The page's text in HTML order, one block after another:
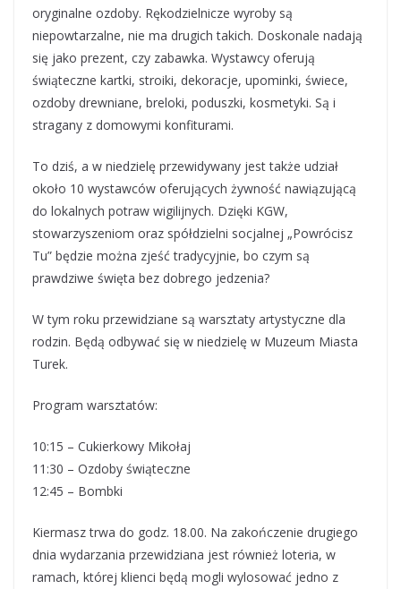
oryginalne ozdoby. Rękodzielnicze wyroby są
niepowtarzalne, nie ma drugich takich. Doskonale nadają
się jako prezent, czy zabawka. Wystawcy oferują
świąteczne kartki, stroiki, dekoracje, upominki, świece,
ozdoby drewniane, breloki, poduszki, kosmetyki. Są i
stragany z domowymi konfiturami.
To dziś, a w niedzielę przewidywany jest także udział
około 10 wystawców oferujących żywność nawiązującą
do lokalnych potraw wigilijnych. Dzięki KGW,
stowarzyszeniom oraz spółdzielni socjalnej „Powrócisz
Tu” będzie można zjeść tradycyjnie, bo czym są
prawdziwe święta bez dobrego jedzenia?
W tym roku przewidziane są warsztaty artystyczne dla
rodzin. Będą odbywać się w niedzielę w Muzeum Miasta
Turek.
Program warsztatów:
10:15 – Cukierkowy Mikołaj
11:30 – Ozdoby świąteczne
12:45 – Bombki
Kiermasz trwa do godz. 18.00. Na zakończenie drugiego
dnia wydarzania przewidziana jest również loteria, w
ramach, której klienci będą mogli wylosować jedno z